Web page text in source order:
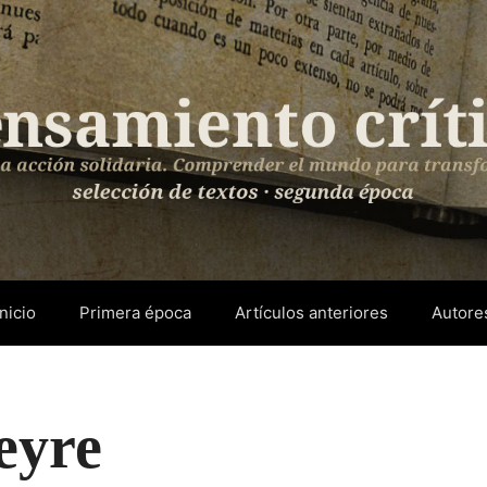
Primera época Artículos anteriores